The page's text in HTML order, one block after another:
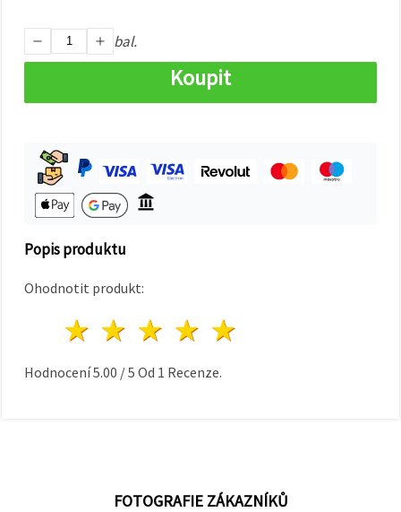
Přijmout
bal.
Koupit
Popis produktu
Ohodnotit produkt:
4 hvězdy
3 hvězdy
2 hvězdy
1 hvězda
Hodnocení5.00 /5 Od 1 Recenze.
FOTOGRAFIE ZÁKAZNÍKŮ